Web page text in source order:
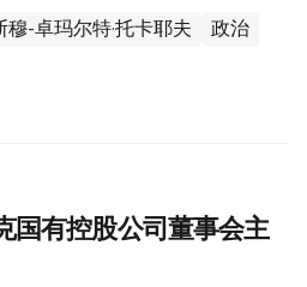
穆-卓玛尔特·托卡耶夫 政治
国有控股公司董事会主